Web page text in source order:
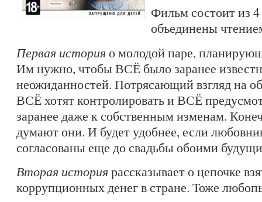
Фильм состоит из
объединены
Первая историяо молодой паре,
Им нужно, чтобы ВСЁ было заранее
неожиданностей. Потрясающий взгляд на
ВСЁ хотят контролировать и ВСЁ
заранее даже к собственным изменам.
думают они. И будет удобнее, если
согласованы еще до свадьбы обоими
Вторая историярассказывает о цепочке
коррупционных денег в стране. Тоже